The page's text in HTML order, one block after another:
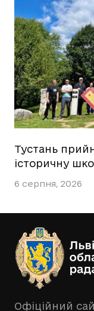
Тустань
історичну
6 серпня, 2026
Офіційний